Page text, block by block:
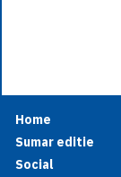
Home
Sumar editie
Social